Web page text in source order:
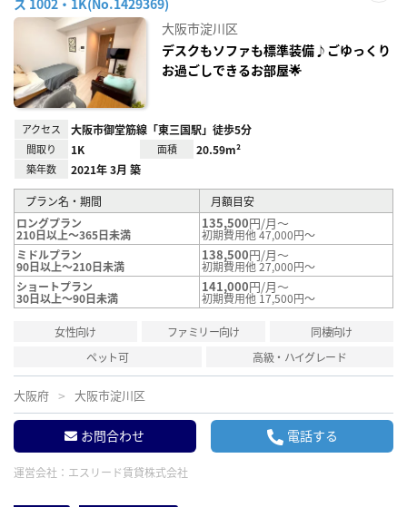
ス 1002・1K(No.1429369)
録
大阪市淀川区
デスクもソファも標準装備♪ごゆっくり
お過ごしできるお部屋🌟
アクセス 大阪市御堂筋線「東三国駅」徒歩5分
間取り 1K 面積 20.59m²
築年数 2021年 3月 築
プラン名・期間
月額目安
ロングプラン
210日以上～365日未満
135,500円/月～
初期費用他 47,000円～
ミドルプラン
90日以上～210日未満
138,500円/月～
初期費用他 27,000円～
ショートプラン
30日以上～90日未満
141,000円/月～
初期費用他 17,500円～
女性向け ファミリー向け
同棲向け
ペット可
高級・ハイグレード
大阪府 大阪市淀川区
お問合わせ 電話する
運営会社： エスリード賃貸株式会社